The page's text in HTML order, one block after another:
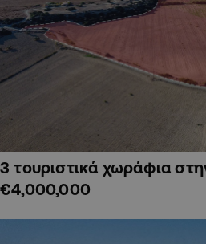
3 τουριστικά χωράφια
€4,000,000